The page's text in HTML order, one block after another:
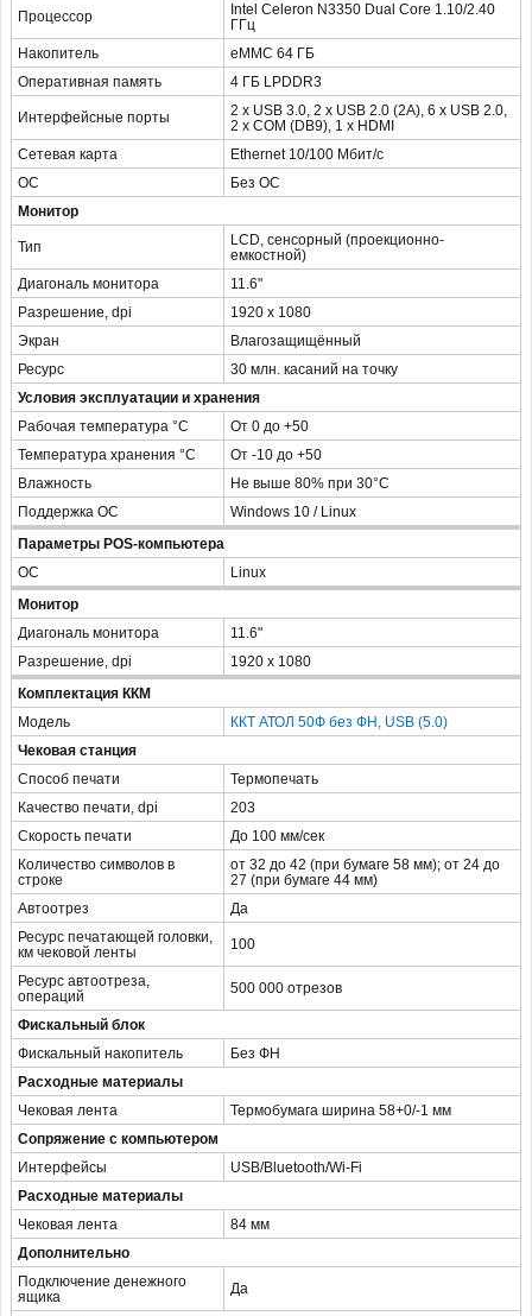
Процессор
Intel Celeron N3350 Dual Core 1.10/2.40
ГГц
Накопитель
eMMC 64 ГБ
Оперативная память
4 ГБ LPDDR3
Интерфейсные порты
2 x USB 3.0, 2 x USB 2.0 (2А), 6 x USB 2.0,
2 x COM (DB9), 1 x HDMI
Сетевая карта
Ethernet 10/100 Мбит/с
ОС
Без ОС
Монитор
Тип
LCD, сенсорный (проекционно-
емкостной)
Диагональ монитора
11.6"
Разрешение, dpi
1920 x 1080
Экран
Влагозащищённый
Ресурс
30 млн. касаний на точку
Условия эксплуатации и хранения
Рабочая температура °С
От 0 до +50
Температура хранения °С
От -10 до +50
Влажность
Не выше 80% при 30°С
Поддержка ОС
Windows 10 / Linux
Параметры POS-компьютера
ОС
Linux
Монитор
Диагональ монитора
11.6"
Разрешение, dpi
1920 x 1080
Комплектация ККМ
Модель
ККТ АТОЛ 50Ф без ФН, USB (5.0)
Чековая станция
Способ печати
Термопечать
Качество печати, dpi
203
Скорость печати
До 100 мм/сек
Количество символов в
строке
от 32 до 42 (при бумаге 58 мм); от 24 до
27 (при бумаге 44 мм)
Автоотрез
Да
Ресурс печатающей головки,
км чековой ленты
100
Ресурс автоотреза,
операций
500 000 отрезов
Фискальный блок
Фискальный накопитель
Без ФН
Расходные материалы
Чековая лента
Термобумага ширина 58+0/-1 мм
Сопряжение с компьютером
Интерфейсы
USB/Bluetooth/Wi-Fi
Расходные материалы
Чековая лента
84 мм
Дополнительно
Подключение денежного
ящика
Да